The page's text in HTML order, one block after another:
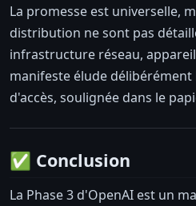
La promesse est universelle,
distribution ne sont pas
infrastructure réseau,
manifeste élude
d'accès, soulignée dans le
✅ Conclusion
La Phase 3 d'OpenAI est un